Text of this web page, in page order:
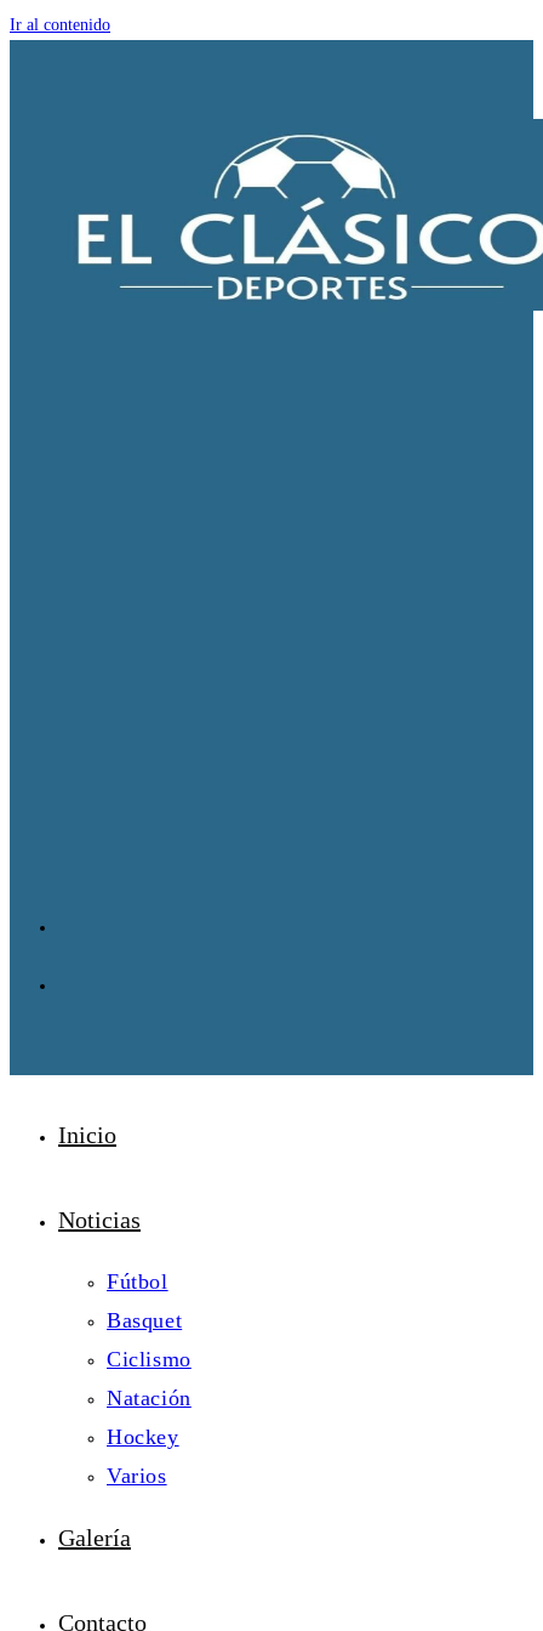
Ir al contenido
Inicio
Noticias
Fútbol
Basquet
Ciclismo
Natación
Hockey
Varios
Galería
Contacto